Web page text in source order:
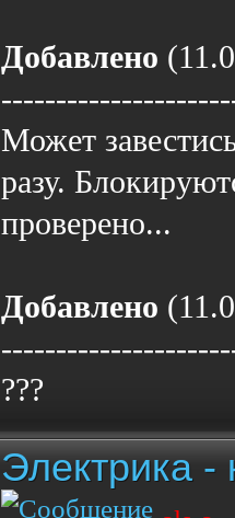
Добавлено
Может
разу.
проверено...
Добавлено
???
Электрика -